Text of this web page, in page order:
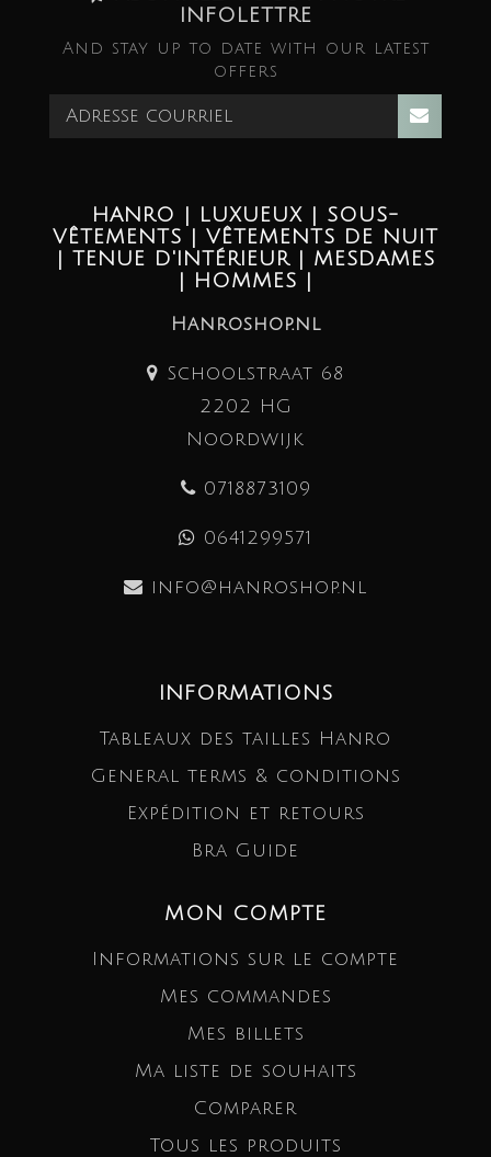
INFOLETTRE
And stay up to date with our latest
offers
HANRO | LUXUEUX | SOUS-
VÊTEMENTS | VÊTEMENTS DE NUIT
| TENUE D'INTÉRIEUR | MESDAMES
| HOMMES |
Hanroshop.nl
Schoolstraat 68
2202 HG
Noordwijk
0718873109
0641299571
info@hanroshop.nl
INFORMATIONS
Tableaux des tailles Hanro
General terms & conditions
Expédition et retours
Bra Guide
MON COMPTE
Informations sur le compte
Mes commandes
Mes billets
Ma liste de souhaits
Comparer
Tous les produits